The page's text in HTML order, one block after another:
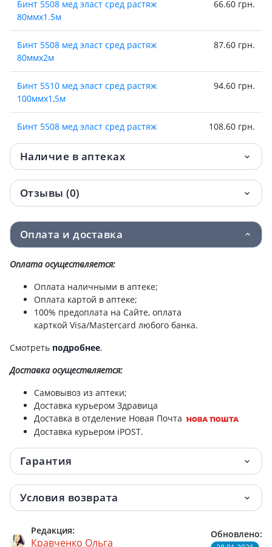
Бинт 5508 мед эласт сред растяж
80ммх1.5м
66.60 грн.
Бинт 5508 мед эласт сред растяж
80ммх2м
87.60 грн.
Бинт 5510 мед эласт сред растяж
100ммх1,5м
94.60 грн.
Бинт 5508 мед эласт сред растяж
108.60 грн.
Бинт 5510 мед эласт сред растяж
100ммх2,0м
122.60 грн.
Бинт 5508 мед эласт сред растяж
80ммх3м
131.40 грн.
Бинт 5508 мед эласт сред растяж
80ммх3.5м
161.10 грн.
Бинт 5508 мед эласт сред растяж
80ммх4м
Бинт 5512 мед эласт сред растяж
120ммх3,0м
Бинт 5510 мед эласт сред растяж
Бинт 5508 мед эласт сред растяж
80ммх5м
Бинт 5512 мед эласт сред растяж
120ммх3,5м
208.50 грн.
Бинт 5512 мед эласт сред растяж
240.20 грн.
Бандаж 3007к на лучезапястный суст
300.20 грн.
Наличие в аптеках
Отзывы (0)
Оплата и доставка
Оплата осуществляется:
Оплата наличными в аптеке;
Оплата картой в аптеке;
100% предоплата на Сайте, оплата
карткой Visa/Mastercard любого банка.
Смотреть подробнее.
Доставкаосуществляется:
Самовывоз из аптеки;
Доставка курьером Здравица
Доставка в отделение Новая Почта
Доставка курьером iPOST.
Гарантия
Условия возврата
Редакция:
Кравченко Ольга
Обновлено: